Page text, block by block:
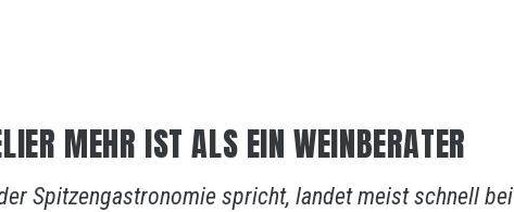
MEHR IST ALS EIN WEINBERATER
Spitzengastronomie spricht, landet meist schnell bei